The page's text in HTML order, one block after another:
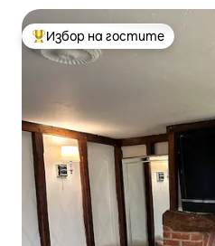
Най-популярен избор на
Избор на гостите